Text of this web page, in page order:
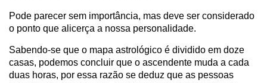
Pode parecer sem importância, mas deve ser considerado
o ponto que alicerça a nossa personalidade.
Sabendo-se que o mapa astrológico é dividido em doze
casas, podemos concluir que o ascendente muda a cada
duas horas, por essa razão se deduz que as pessoas